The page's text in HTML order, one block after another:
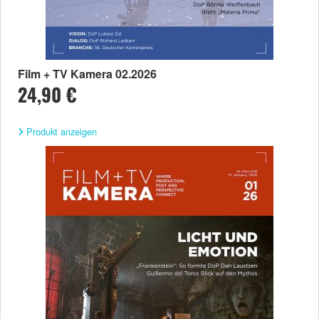
Film + TV Kamera 02.2026
24,90 €
Produkt anzeigen